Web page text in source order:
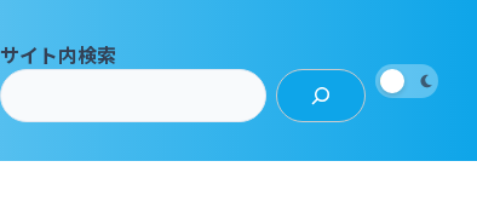
サイト内検索